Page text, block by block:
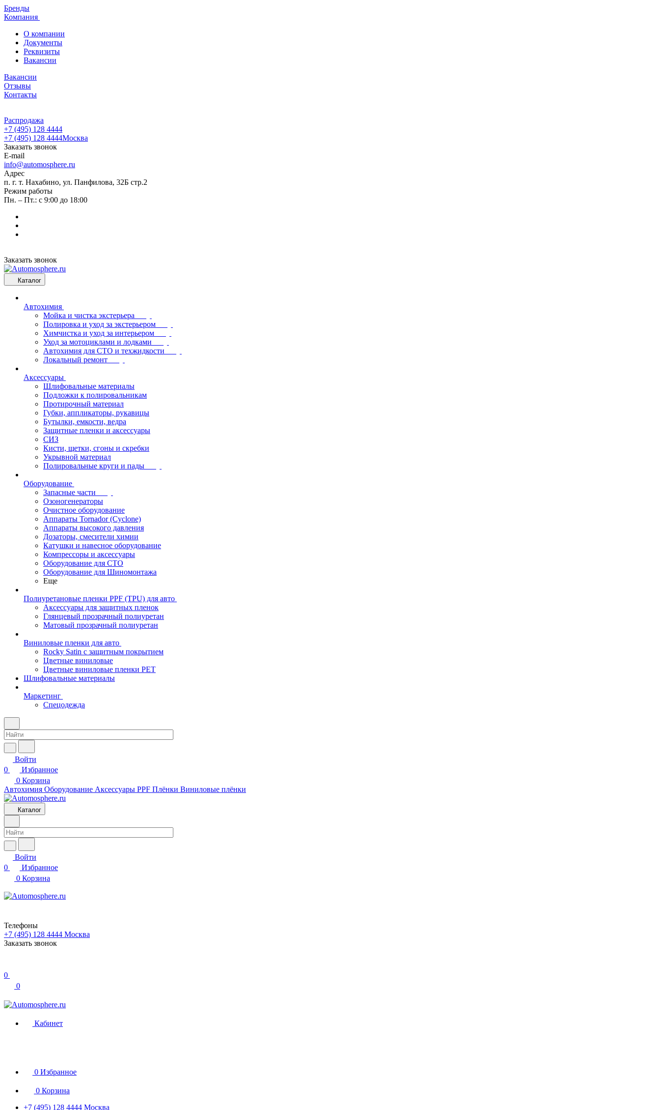
Бренды
Компания
О компании
Документы
Реквизиты
Вакансии
Вакансии
Отзывы
Контакты
Распродажа
+7 (495) 128 4444
+7 (495) 128 4444Москва
Заказать звонок
E-mail
info@automosphere.ru
Адрес
п. г. т. Нахабино, ул. Панфилова, 32Б стр.2
Режим работы
Пн. – Пт.: с 9:00 до 18:00
Заказать звонок
Каталог
Автохимия
Мойка и чистка экстерьера
Полировка и уход за экстерьером
Химчистка и уход за интерьером
Уход за мотоциклами и лодками
Автохимия для СТО и техжидкости
Локальный ремонт
Аксессуары
Шлифовальные материалы
Подложки к полировальникам
Протирочный материал
Губки, аппликаторы, рукавицы
Бутылки, емкости, ведра
Защитные пленки и аксессуары
СИЗ
Кисти, щетки, сгоны и скребки
Укрывной материал
Полировальные круги и пады
Оборудование
Запасные части
Озоногенераторы
Очистное оборудование
Аппараты Tornador (Cyclone)
Аппараты высокого давления
Дозаторы, смесители химии
Катушки и навесное оборудование
Компрессоры и аксессуары
Оборудование для СТО
Оборудование для Шиномонтажа
Еще
Полиуретановые пленки PPF (TPU) для авто
Аксессуары для защитных пленок
Глянцевый прозрачный полиуретан
Матовый прозрачный полиуретан
Виниловые пленки для авто
Rocky Satin с защитным покрытием
Цветные виниловые
Цветные виниловые пленки PET
Шлифовальные материалы
Маркетинг
Спецодежда
Войти
0
Избранное
0 Корзина
Автохимия Оборудование Аксессуары PPF Плёнки Виниловые плёнки
Каталог
Войти
0
Избранное
0 Корзина
Телефоны
+7 (495) 128 4444 Москва
Заказать звонок
0
0
Кабинет
0 Избранное
0 Корзина
+7 (495) 128 4444 Москва